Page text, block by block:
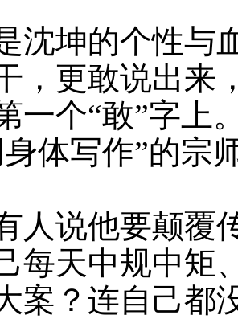
沈坤的个性与
，更敢说出来
一个“敢”字上
体写作”的宗
人说他要颠覆
每天中规中矩
案？连自己都